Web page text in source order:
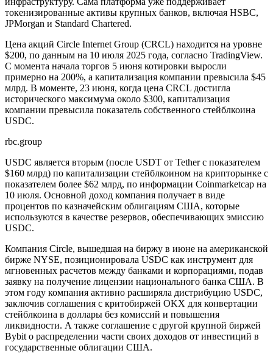
токенизированные активы крупных банков, включая HSBC,
JPMorgan и Standard Chartered.
Цена акций Circle Internet Group (CRCL) находится на уровне
$200, по данным на 10 июля 2025 года, согласно TradingView.
С момента начала торгов 5 июня котировки выросли
примерно на 200%, а капитализация компании превысила $45
млрд. В моменте, 23 июня, когда цена CRCL достигла
исторического максимума около $300, капитализация
компании превысила показатель собственного стейблкоина
USDC.
rbc.group
USDC является вторым (после USDT от Tether с показателем
$160 млрд) по капитализации стейблкоином на крипторынке с
показателем более $62 млрд, по информации Coinmarketcap на
10 июля. Основной доход компания получает в виде
процентов по казначейским облигациям США, которые
используются в качестве резервов, обеспечивающих эмиссию
USDC.
Компания Circle, вышедшая на биржу в июне на американской
бирже NYSE, позиционировала USDC как инструмент для
мгновенных расчетов между банками и корпорациями, подав
заявку на получение лицензии национального банка США. В
этом году компания активно расширяла дистрибуцию USDC,
заключив соглашения с критобиржей OKX для конвертации
стейблкоина в доллары без комиссий и повышения
ликвидности. А также соглашение с другой крупной биржей
Bybit о распределении части своих доходов от инвестиций в
государственные облигации США.